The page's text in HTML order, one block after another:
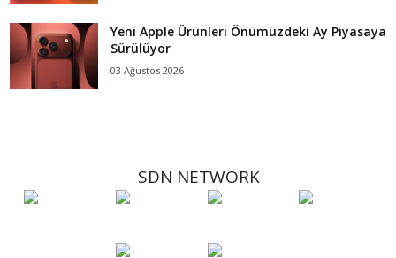
Yeni Apple Ürünleri Önümüzdeki Ay Piyasaya
Sürülüyor
03 Ağustos 2026
SDN NETWORK